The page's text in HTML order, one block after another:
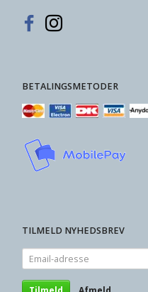
BETALINGSMETODER
TILMELD NYHEDSBREV
Email-
adresse